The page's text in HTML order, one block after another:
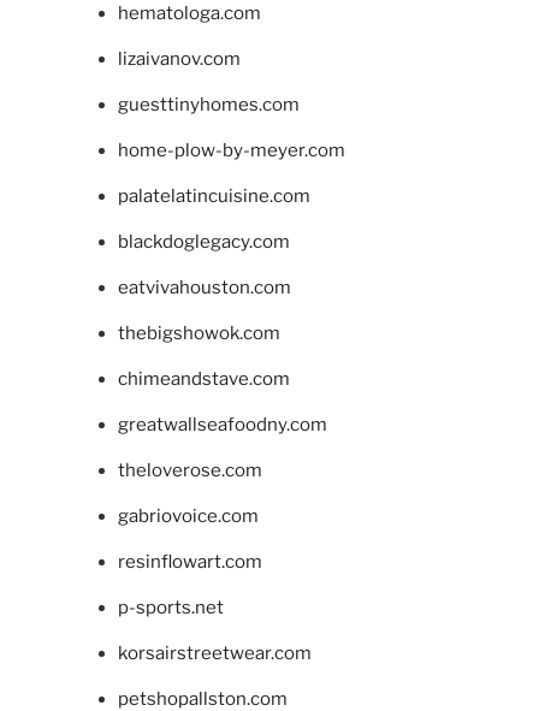
hematologa.com
lizaivanov.com
guesttinyhomes.com
home-plow-by-meyer.com
palatelatincuisine.com
blackdoglegacy.com
eatvivahouston.com
thebigshowok.com
chimeandstave.com
greatwallseafoodny.com
theloverose.com
gabriovoice.com
resinflowart.com
p-sports.net
korsairstreetwear.com
petshopallston.com